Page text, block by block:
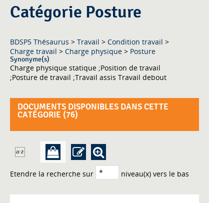
Catégorie Posture
BDSP5 Thésaurus > Travail > Condition travail >
Charge travail > Charge physique > Posture
Synonyme(s)
Charge physique statique ;Position de travail
;Posture de travail ;Travail assis Travail debout
DOCUMENTS DISPONIBLES DANS CETTE
CATÉGORIE (76)
Etendre la recherche sur niveau(x) vers le bas